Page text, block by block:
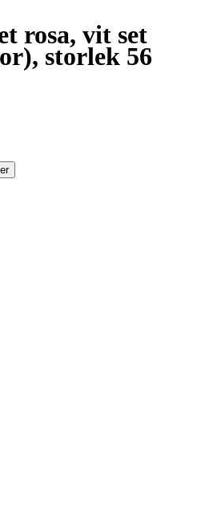
rosa, vit set
storlek 56